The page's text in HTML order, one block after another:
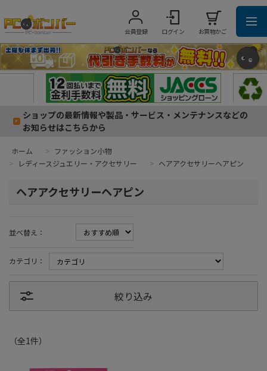
会員登録 ログイン お買物かご
ショップの最新情報や製品・サービス・メンテナンスなどの
お知らせはこちらから
ホーム > ファッション小物
>
レディースジュエリー・アクセサリー > ヘアアクセサリーヘアピン
ヘアアクセサリーヘアピン
並べ替え：
カテゴリ：
絞り込み
（全1件）